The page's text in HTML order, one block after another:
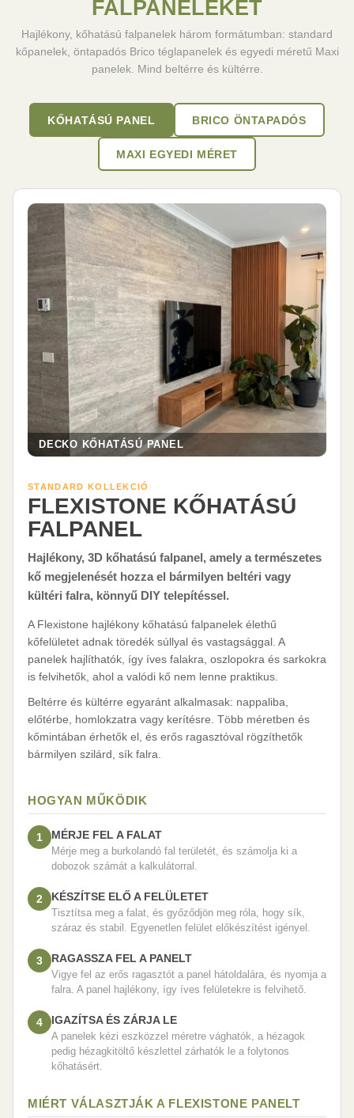
FALPANELEKET
Hajlékony, kőhatású falpanelek három formátumban: standard
kőpanelek, öntapadós Brico téglapanelek és egyedi méretű Maxi
panelek. Mind beltérre és kültérre.
KŐHATÁSÚ PANEL BRICO ÖNTAPADÓS
MAXI EGYEDI MÉRET
DECKO KŐHATÁSÚ PANEL
STANDARD KOLLEKCIÓ
FLEXISTONE KŐHATÁSÚ
FALPANEL
Hajlékony, 3D kőhatású falpanel, amely a természetes
kő megjelenését hozza el bármilyen beltéri vagy
kültéri falra, könnyű DIY telepítéssel.
A Flexistone hajlékony kőhatású falpanelek élethű
kőfelületet adnak töredék súllyal és vastagsággal. A
panelek hajlíthatók, így íves falakra, oszlopokra és sarkokra
is felvihetők, ahol a valódi kő nem lenne praktikus.
Beltérre és kültérre egyaránt alkalmasak: nappaliba,
előtérbe, homlokzatra vagy kerítésre. Több méretben és
kőmintában érhetők el, és erős ragasztóval rögzíthetők
bármilyen szilárd, sík falra.
HOGYAN MŰKÖDIK
1 MÉRJE FEL A FALAT
Mérje meg a burkolandó fal területét, és számolja ki a
dobozok számát a kalkulátorral.
2 KÉSZÍTSE ELŐ A FELÜLETET
Tisztítsa meg a falat, és győződjön meg róla, hogy sík,
száraz és stabil. Egyenetlen felület előkészítést igényel.
3 RAGASSZA FEL A PANELT
Vigye fel az erős ragasztót a panel hátoldalára, és nyomja a
falra. A panel hajlékony, így íves felületekre is felvihető.
4 IGAZÍTSA ÉS ZÁRJA LE
A panelek kézi eszközzel méretre vághatók, a hézagok
pedig hézagkitöltő készlettel zárhatók le a folytonos
kőhatásért.
MIÉRT VÁLASZTJÁK A FLEXISTONE PANELT